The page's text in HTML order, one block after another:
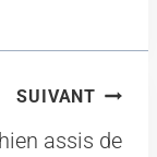
SUIVANT
assis de